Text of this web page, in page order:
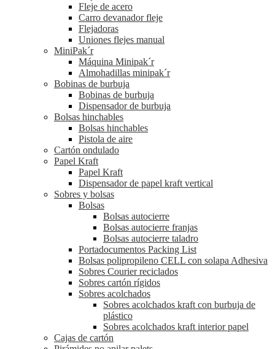
Fleje de acero
Carro devanador fleje
Flejadoras
Uniones flejes manual
MiniPak´r
Máquina Minipak´r
Almohadillas minipak´r
Bobinas de burbuja
Bobinas de burbuja
Dispensador de burbuja
Bolsas hinchables
Bolsas hinchables
Pistola de aire
Cartón ondulado
Papel Kraft
Papel Kraft
Dispensador de papel kraft vertical
Sobres y bolsas
Bolsas
Bolsas autocierre
Bolsas autocierre franjas
Bolsas autocierre taladro
Portadocumentos Packing List
Bolsas polipropileno CELL con solapa Adhesiva
Sobres Courier reciclados
Sobres cartón rígidos
Sobres acolchados
Sobres acolchados kraft con burbuja de
plástico
Sobres acolchados kraft interior papel
Cajas de cartón